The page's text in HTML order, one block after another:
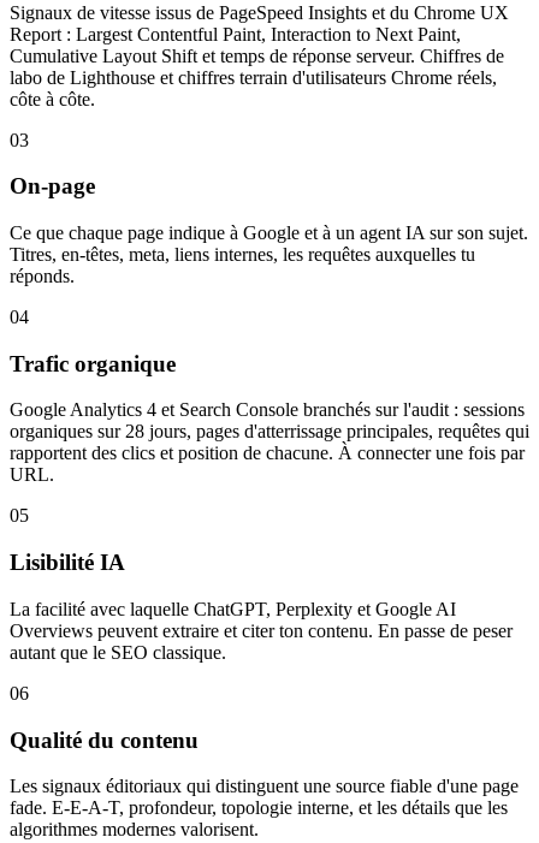
Signaux de vitesse issus de PageSpeed Insights et du Chrome UX
Report : Largest Contentful Paint, Interaction to Next Paint,
Cumulative Layout Shift et temps de réponse serveur. Chiffres de
labo de Lighthouse et chiffres terrain d'utilisateurs Chrome réels,
côte à côte.
03
On-page
Ce que chaque page indique à Google et à un agent IA sur son sujet.
Titres, en-têtes, meta, liens internes, les requêtes auxquelles tu
réponds.
04
Trafic organique
Google Analytics 4 et Search Console branchés sur l'audit : sessions
organiques sur 28 jours, pages d'atterrissage principales, requêtes qui
rapportent des clics et position de chacune. À connecter une fois par
URL.
05
Lisibilité IA
La facilité avec laquelle ChatGPT, Perplexity et Google AI
Overviews peuvent extraire et citer ton contenu. En passe de peser
autant que le SEO classique.
06
Qualité du contenu
Les signaux éditoriaux qui distinguent une source fiable d'une page
fade. E-E-A-T, profondeur, topologie interne, et les détails que les
algorithmes modernes valorisent.